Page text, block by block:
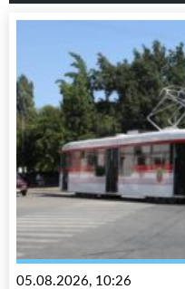
05.08.2026, 10:26